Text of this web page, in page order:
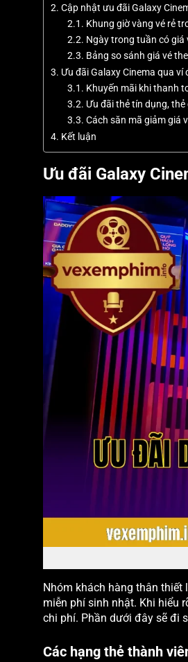
Cập nhật ưu đãi Galaxy
Khung giờ vàng vé rẻ
Ngày trong tuần có giá
Bảng so sánh giá vé
Ưu đãi Galaxy Cinema qua
Khuyến mãi khi thanh
Ưu đãi thẻ tín dụng,
Cách săn mã giảm giá
Kết luận
Ưu đãi Galaxy
Nhóm khách hàng thân
miễn phí sinh nhật. Khi hiểu
chi phí. Phần dưới đây sẽ đi
Các hạng thẻ thành